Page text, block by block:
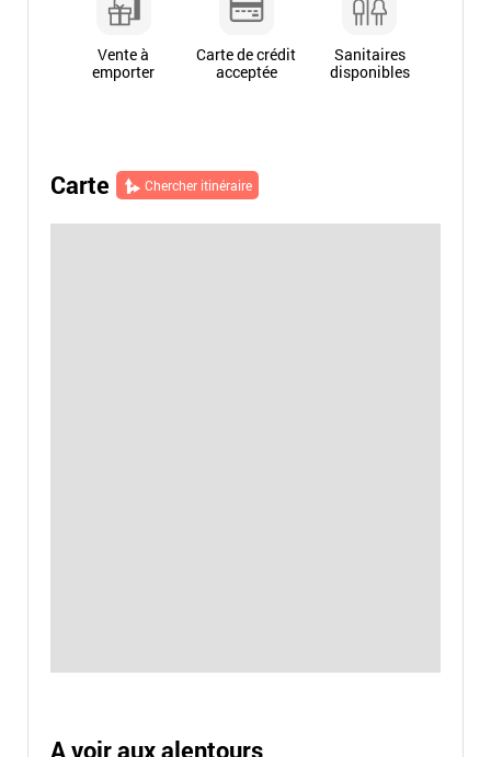
Vente à
emporter
Carte de crédit
acceptée
Sanitaires
disponibles
Carte Chercher itinéraire
A voir aux alentours